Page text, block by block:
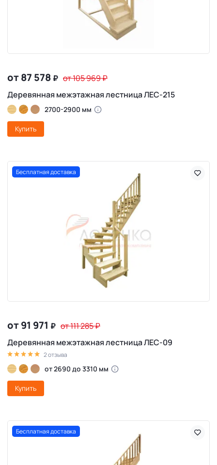
от 87 578 ₽ от 105 969₽
Деревянная межэтажная лестница ЛЕС-215
2700-2900 мм
Купить
Бесплатная доставка
от 91 971 ₽ от 111 285₽
Деревянная межэтажная лестница ЛЕС-09
2 отзыва
от 2690 до 3310 мм
Купить
Бесплатная доставка